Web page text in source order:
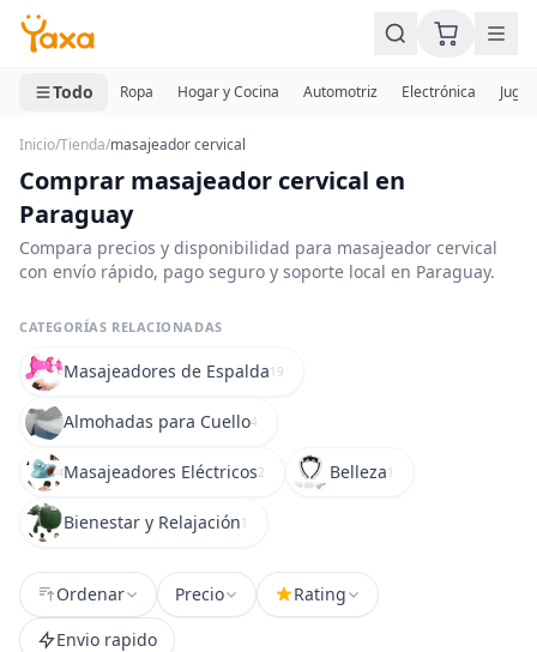
MINI CARRITO
0 productos
Todo Ropa Hogar y Cocina Automotriz Electrónica
Inicio/Tienda/masajeador cervical
Comprar masajeador cervical en
Paraguay
Compara precios y disponibilidad para masajeador cervical
con envío rápido, pago seguro y soporte local en Paraguay.
CATEGORÍAS RELACIONADAS
Masajeadores de Espalda19
Almohadas para Cuello4
Masajeadores Eléctricos2 Belleza1
Bienestar y Relajación1
Ordenar Precio
Rating
Envio rapido